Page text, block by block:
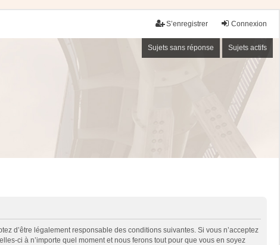
Connexion
S’enregistrer
Sujets sans réponse Sujets actifs
d’être légalement responsable des conditions suivantes. Si vous n’acceptez
ci à n’importe quel moment et nous ferons tout pour que vous en soyez